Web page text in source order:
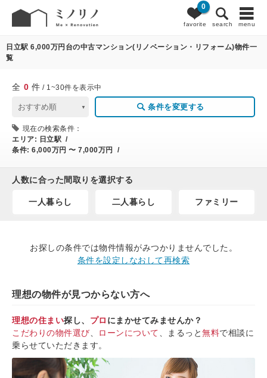
favorite
0
search menu
0 条件変更
日立駅 6,000万円台の中古マンション(リノベーション・リフォーム)物件一
覧
全 0 件 / 1~30件を表示中
条件を変更する
現在の検索条件：
エリア: 日立駅 /
条件: 6,000万円 〜 7,000万円 /
人数に合った間取りを選択する
一人暮らし 二人暮らし ファミリー
お探しの条件では物件情報がみつかりませんでした。
条件を設定しなおして再検索
理想の物件が見つからない方へ
理想の住まい探し、 プロ にまかせてみませんか？
こだわりの物件選び
ローンについて 、まるっと無料で相談に
乗らせていただきます。